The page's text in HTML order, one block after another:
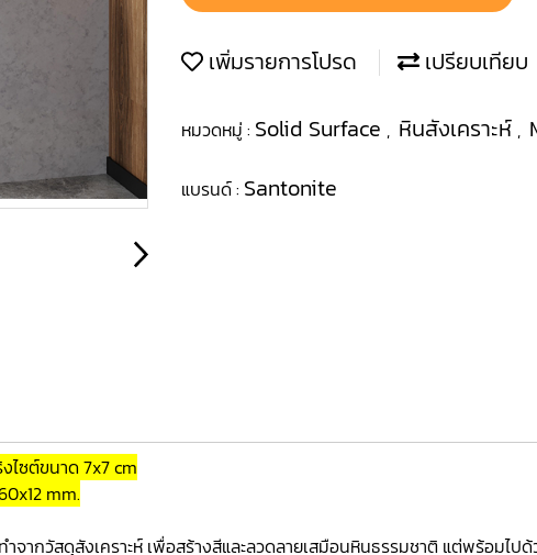
เพิ่มรายการโปรด เปรียบเทียบ
หมวดหมู่ : Solid Surface , หินสังเคราะห์ ,
แบรนด์ : Santonite
ไซต์ขนาด 7x7 cm
mm.
จากวัสดุสังเคราะห์ เพื่อสร้างสีและลวดลายเสมือนหินธรรมชาติ แต่พร้อมไ